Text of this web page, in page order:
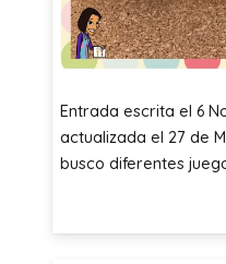
Entrada escrita el 6
actualizada el 27 de
busco diferentes